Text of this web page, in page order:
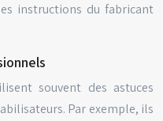
instructions du fabricant
souvent des astuces
Par exemple, ils